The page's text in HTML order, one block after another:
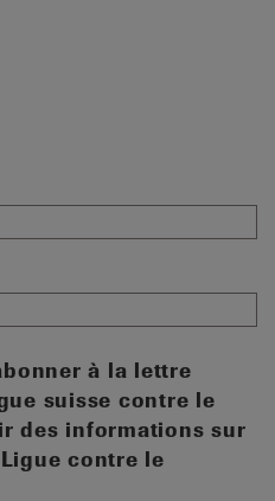
à la lettre
suisse contre le
des informations sur
contre le